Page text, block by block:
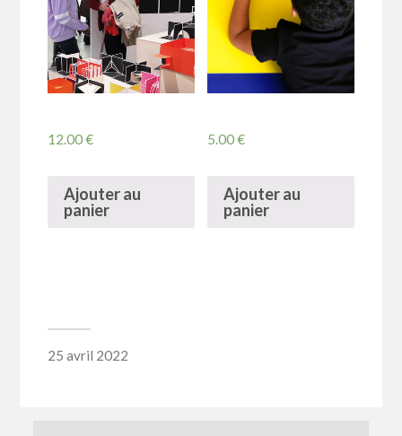
12.00€
Ajouter au
panier
5.00€
Ajouter au
panier
25 avril 2022